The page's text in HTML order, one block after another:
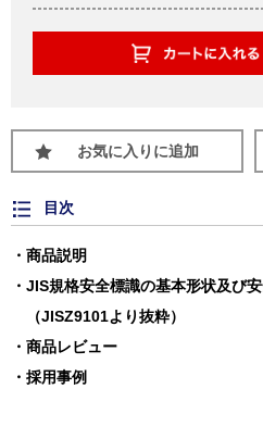
お気に入りに追加
目次
商品説明
JIS規格安全標識の基本形状及び
（JISZ9101より抜粋）
商品レビュー
採用事例